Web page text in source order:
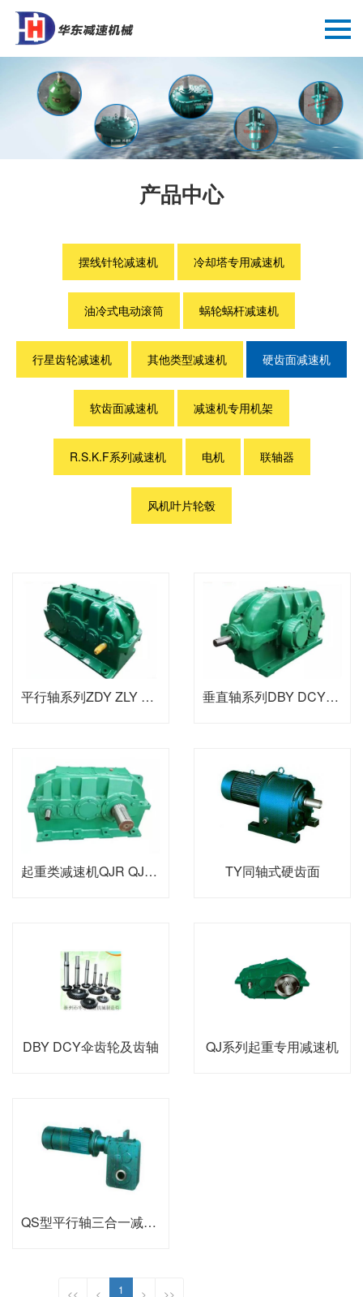
产品中心
摆线针轮减速机 冷却塔专用减速机
油冷式电动滚筒 蜗轮蜗杆减速机
行星齿轮减速机 其他类型减速机 硬齿面减速机
软齿面减速机 减速机专用机架
R.S.K.F系列减速机 电机 联轴器
风机叶片轮毂
平行轴系列ZDY ZLY ZSY 垂直轴系列DBY DCY系列
起重类减速机QJR QJS QJ-L TY同轴式硬齿面
DBY DCY伞齿轮及齿轴 QJ系列起重专用减速机
QS型平行轴三合一减速机
<< < 1 > >>